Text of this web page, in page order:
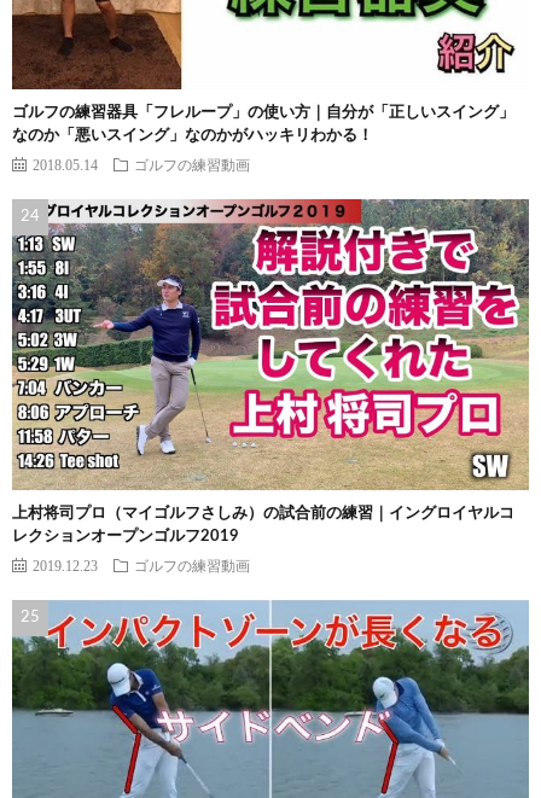
ゴルフの練習器具「フレループ」の使い方｜自分が「正しいスイング」
なのか「悪いスイング」なのかがハッキリわかる！
2018.05.14 ゴルフの練習動画
上村将司プロ（マイゴルフさしみ）の試合前の練習｜イングロイヤルコ
レクションオープンゴルフ2019
2019.12.23 ゴルフの練習動画